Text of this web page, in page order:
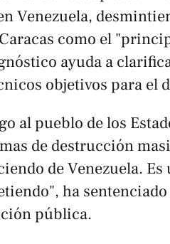
Venezuela,
como el
ayuda a
objetivos para el
al pueblo de los
de destrucción
de Venezuela.
ha
pública.